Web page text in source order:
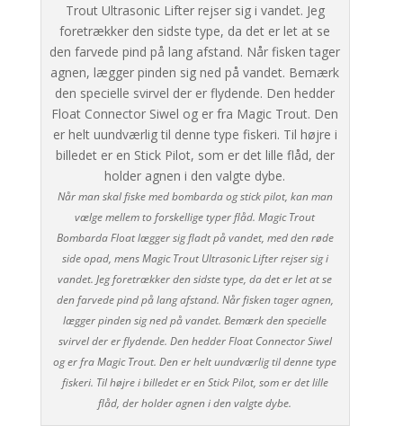
Når man skal fiske med bombarda og stick pilot, kan man
vælge mellem to forskellige typer flåd. Magic Trout
Bombarda Float lægger sig fladt på vandet, med den røde
side opad, mens Magic Trout Ultrasonic Lifter rejser sig i
vandet. Jeg foretrækker den sidste type, da det er let at se
den farvede pind på lang afstand. Når fisken tager agnen,
lægger pinden sig ned på vandet. Bemærk den specielle
svirvel der er flydende. Den hedder Float Connector Siwel
og er fra Magic Trout. Den er helt uundværlig til denne type
fiskeri. Til højre i billedet er en Stick Pilot, som er det lille
flåd, der holder agnen i den valgte dybe.